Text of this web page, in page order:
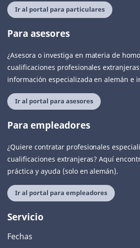
Ir al portal para particulares
Para asesores
¿Asesora o investiga en materia de
cualificaciones profesionales
información especializada en alemán e
Ir al portal para asesores
Para empleadores
¿Quiere contratar profesionales
cualificaciones extranjeras? Aquí
práctica y ayuda (solo en alemán).
Ir al portal para empleadores
Servicio
Fechas